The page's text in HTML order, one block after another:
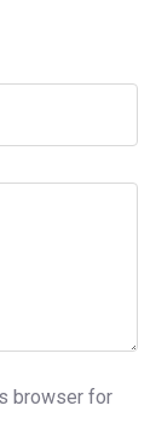
browser for